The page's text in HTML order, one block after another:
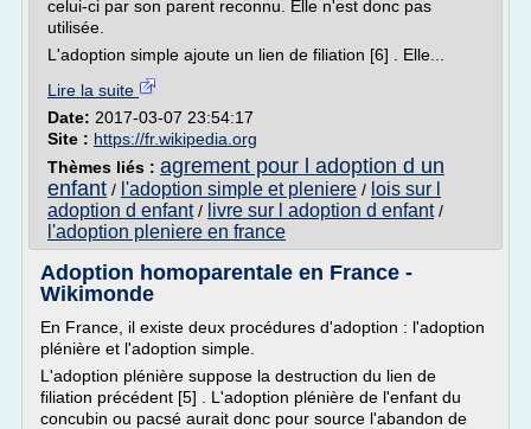
celui-ci par son parent reconnu. Elle n'est donc pas
utilisée.
L'adoption simple ajoute un lien de filiation [6] . Elle...
Lire la suite
Date: 2017-03-07 23:54:17
Site : https://fr.wikipedia.org
Thèmes liés : agrement pour l adoption d un
enfant / l'adoption simple et pleniere / lois sur l
adoption d enfant/ livre sur l adoption d enfant/
l'adoption pleniere en france
Adoption homoparentale en France -
Wikimonde
En France, il existe deux procédures d'adoption : l'adoption
plénière et l'adoption simple.
L'adoption plénière suppose la destruction du lien de
filiation précédent [5] . L'adoption plénière de l'enfant du
concubin ou pacsé aurait donc pour source l'abandon de